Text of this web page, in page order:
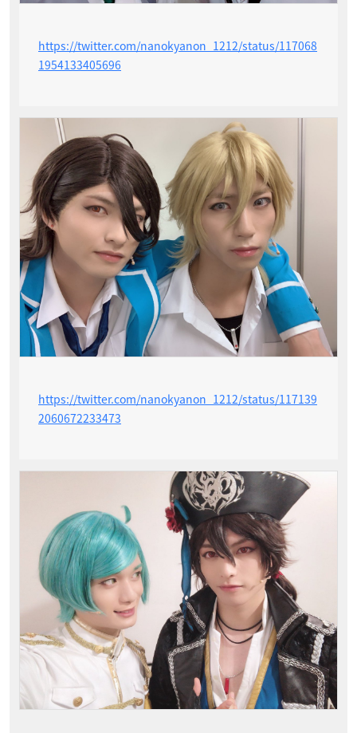
https://twitter.com/nanokyanon_1212/status/117068
1954133405696
https://twitter.com/nanokyanon_1212/status/117139
2060672233473